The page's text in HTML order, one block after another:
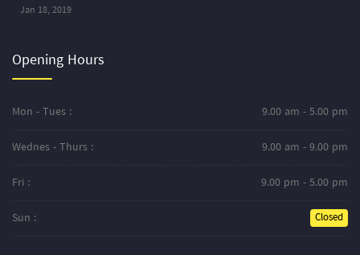
Jan 18, 2019
Opening Hours
Mon - Tues :
9.00 am - 5.00 pm
Wednes - Thurs :
9.00 am - 9.00 pm
Fri :
9.00 pm - 5.00 pm
Sun :
Closed